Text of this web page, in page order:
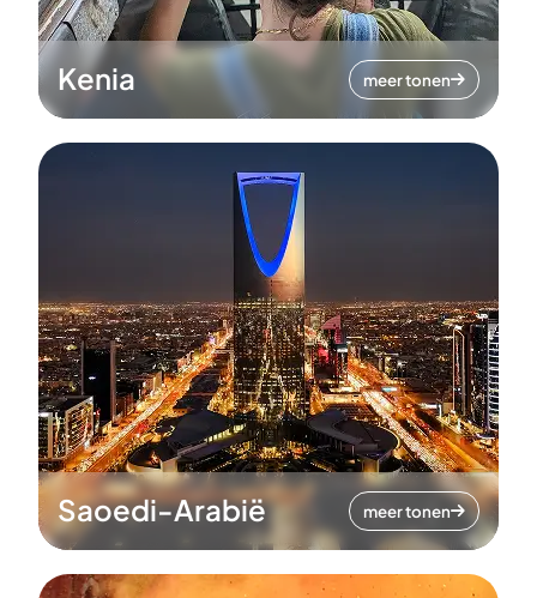
Kenia meer tonen
Saoedi-Arabië meer tonen